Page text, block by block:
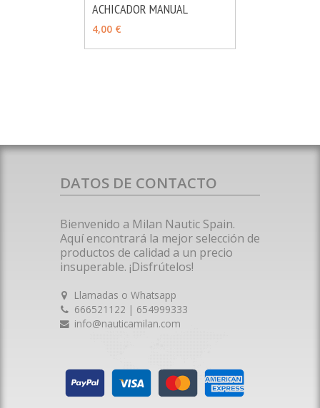
ACHICADOR MANUAL
4,00 €
DATOS DE CONTACTO
Bienvenido a Milan Nautic Spain.
Aquí encontrará la mejor selección de
productos de calidad a un precio
insuperable. ¡Disfrútelos!
Llamadas o Whatsapp
666521122 | 654999333
info@nauticamilan.com